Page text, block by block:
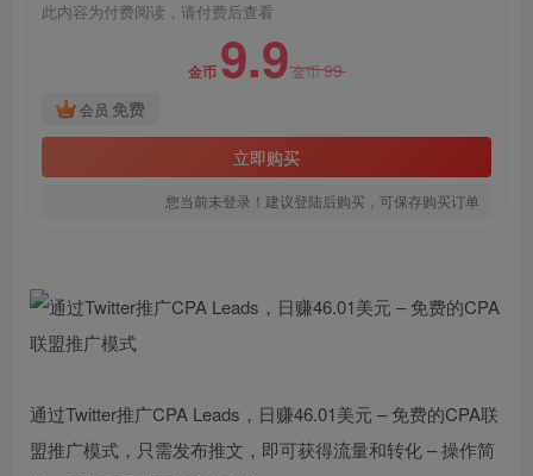
此内容为付费阅读，请付费后查看
金币 9.9金币99
会员 免费
立即购买
您当前未登录！建议登陆后购买，可保存购买订单
通过Twitter推广CPA Leads，日赚46.01美元 – 免费的CPA联
盟推广模式，只需发布推文，即可获得流量和转化 – 操作简